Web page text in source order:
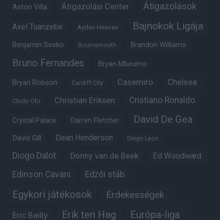
Aston Villa Átigazolási Center Átigazolások
Axel Tuanzebe Ayden Heaven Bajnokok Ligája
Benjamin Sesko Bournemouth Brandon Williams
Bruno Fernandes Bryan Mbeumo
Bryan Robson Cardiff City Casemiro Chelsea
Chido Obi Christian Eriksen Cristiano Ronaldo
Crystal Palace Darren Fletcher David De Gea
David Gill Dean Henderson Diego Leon
Diogo Dalot Donny van de Beek Ed Woodward
Edinson Cavani Edzői stáb
Egykori játékosok Érdekességek
Eric Bailly Erik ten Hag Európa-liga